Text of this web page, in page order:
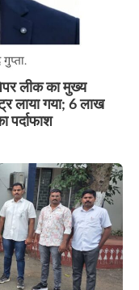
लीक का मुख्य
लाया गया; 6 लाख